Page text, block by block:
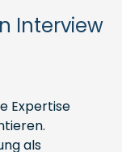
Interview
Expertise
als